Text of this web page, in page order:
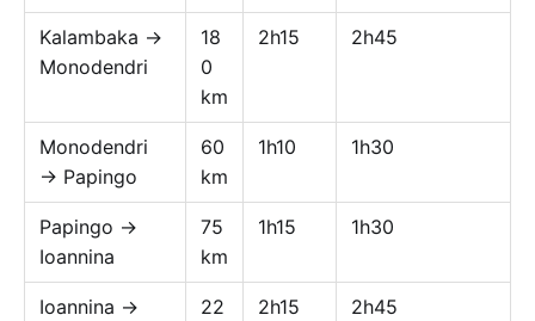
Kalambaka →
Monodendri
18
0
km
2h15 2h45
Monodendri
→ Papingo
60
km
1h10 1h30
Papingo →
Ioannina
75
km
1h15 1h30
Ioannina →
22
2h15 2h45